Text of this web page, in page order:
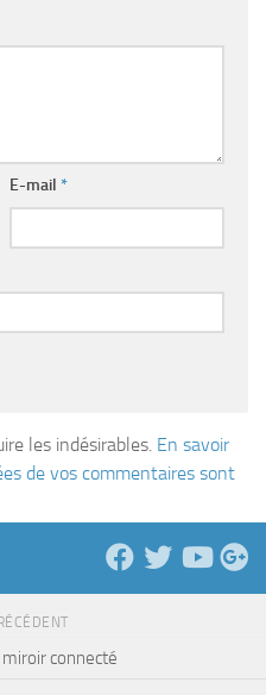
E-mail *
les indésirables. En savoir
de vos commentaires sont
miroir connecté